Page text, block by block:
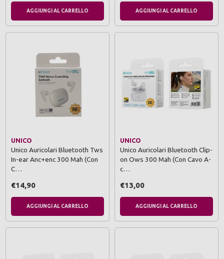
AGGIUNGI AL CARRELLO AGGIUNGI AL CARRELLO
UNICO
Unico Auricolari Bluetooth Tws
In-ear Anc+enc 300 Mah (Con
C…
€14,90
AGGIUNGI AL CARRELLO
UNICO
Unico Auricolari Bluetooth Clip-
on Ows 300 Mah (Con Cavo A-
c…
€13,00
AGGIUNGI AL CARRELLO